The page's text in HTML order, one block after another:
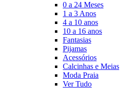
0 a 24 Meses
1 a 3 Anos
4 a 10 anos
10 a 16 anos
Fantasias
Pijamas
Acessórios
Calcinhas e Meias
Moda Praia
Ver Tudo